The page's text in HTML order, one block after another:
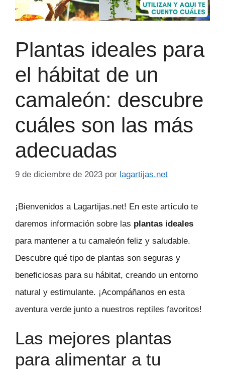
Plantas ideales para
el hábitat de un
camaleón: descubre
cuáles son las más
adecuadas
9 de diciembre de 2023 por lagartijas.net
¡Bienvenidos a Lagartijas.net! En este artículo te
daremos información sobre las plantas ideales
para mantener a tu camaleón feliz y saludable.
Descubre qué tipo de plantas son seguras y
beneficiosas para su hábitat, creando un entorno
natural y estimulante. ¡Acompáñanos en esta
aventura verde junto a nuestros reptiles favoritos!
Las mejores plantas
para alimentar a tu